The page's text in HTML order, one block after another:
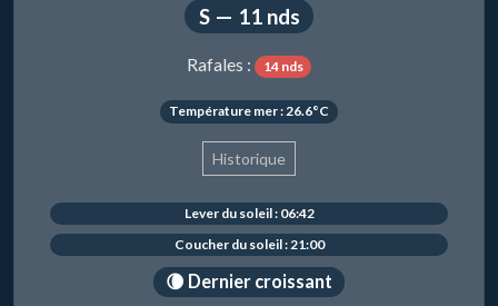
S — 11 nds
Rafales : 14 nds
Température mer : 26.6°C
Historique
Lever du soleil : 06:42
Coucher du soleil : 21:00
🌘 Dernier croissant